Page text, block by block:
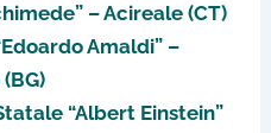
– Acireale (CT)
Amaldi” –
“Albert Einstein”